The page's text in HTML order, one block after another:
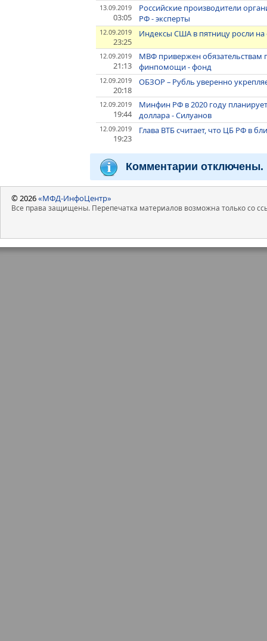
13.09.2019
03:05
Российские производители
РФ - эксперты
12.09.2019
23:25
Индексы США в пятницу росли
12.09.2019
21:13
МВФ привержен обязательствам
финпомощи - фонд
12.09.2019
20:18
ОБЗОР – Рубль уверенно
12.09.2019
19:44
Минфин РФ в 2020 году
доллара - Силуанов
12.09.2019
19:23
Глава ВТБ считает, что ЦБ РФ в
Комментарии отключены.
© 2026«МФД-ИнфоЦентр»
Все права защищены. Перепечатка материалов возможна только со